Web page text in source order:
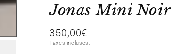
Jonas Mini Noir
Prix
normal
350,00€
Taxes incluses.